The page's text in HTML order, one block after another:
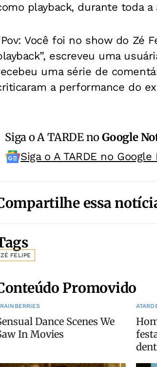
playback, durante toda a
Você foi no show do Zé
escreveu uma
uma série de
a performance do
Siga o A TARDE noGoogle
Siga o A TARDE no
essa
ZÉ FELIPE